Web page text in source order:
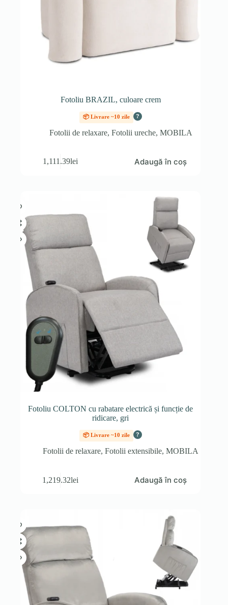
Fotoliu BRAZIL, culoare crem
📦 Livrare ~10 zile ?
Fotolii de relaxare, Fotolii ureche, MOBILA
1,111.39lei Adaugă în coș
Fotoliu COLTON cu rabatare electrică și funcție de
ridicare, gri
📦 Livrare ~10 zile ?
Fotolii de relaxare,Fotolii extensibile,MOBILA
1,219.32lei Adaugă în coș